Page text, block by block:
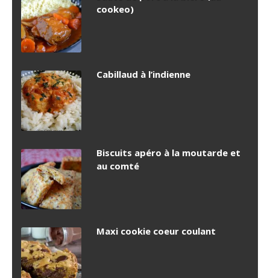
cookeo)
Cabillaud à l’indienne
Biscuits apéro à la moutarde et
au comté
Maxi cookie coeur coulant